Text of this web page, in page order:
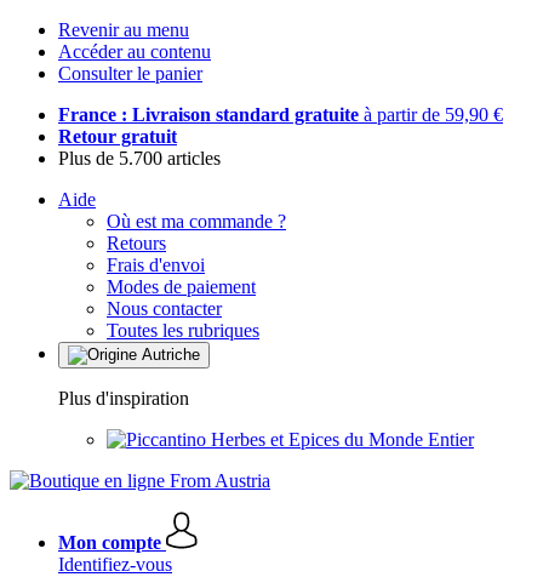
Revenir au menu
Accéder au contenu
Consulter le panier
France : Livraison standard gratuite à partir de 59,90 €
Retour gratuit
Plus de 5.700 articles
Aide
Où est ma commande ?
Retours
Frais d'envoi
Modes de paiement
Nous contacter
Toutes les rubriques
Plus d'inspiration
Herbes et Epices du Monde Entier
Mon compte
Identifiez-vous